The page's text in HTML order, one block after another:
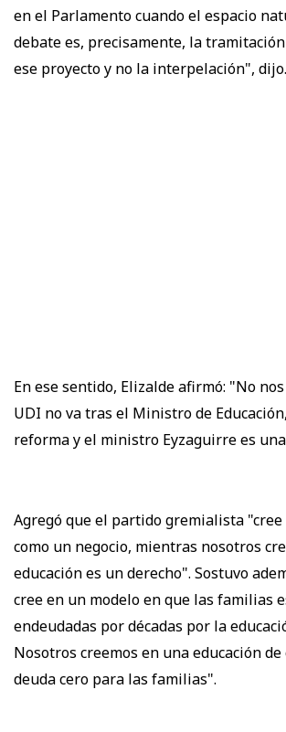
en el Parlamento cuando el espacio
debate es, precisamente, la
ese proyecto y no la interpelación", dijo.
En ese sentido, Elizalde afirmó: "No
UDI no va tras el Ministro de
reforma y el ministro Eyzaguirre es
Agregó que el partido gremialista "cree
como un negocio, mientras nosotros
educación es un derecho". Sostuvo
cree en un modelo en que las familias
endeudadas por décadas por la
Nosotros creemos en una educación de
deuda cero para las familias".